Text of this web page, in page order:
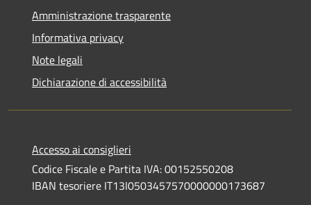
Amministrazione trasparente
Informativa privacy
Note legali
Dichiarazione di accessibilità
Accesso ai consiglieri
Codice Fiscale e Partita IVA: 00152550208
IBAN tesoriere IT13I0503457570000000173687